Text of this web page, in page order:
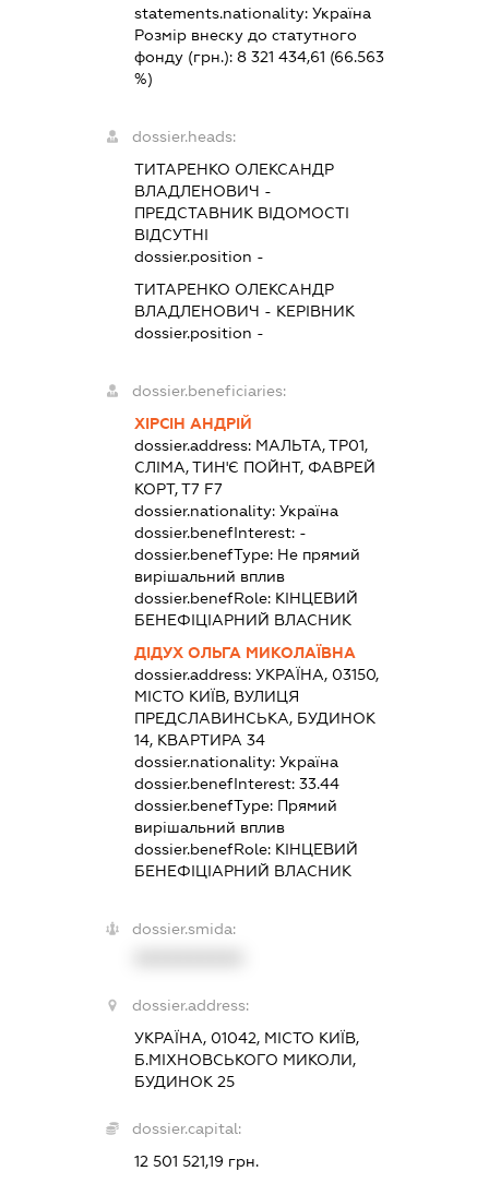
statements.nationality: Україна
Розмір внеску до статутного
фонду (грн.): 8 321 434,61 (66.563
%)
dossier.heads:
ТИТАРЕНКО ОЛЕКСАНДР
ВЛАДЛЕНОВИЧ -
ПРЕДСТАВНИК ВІДОМОСТІ
ВІДСУТНІ
dossier.position -
ТИТАРЕНКО ОЛЕКСАНДР
ВЛАДЛЕНОВИЧ - КЕРІВНИК
dossier.position -
dossier.beneficiaries:
ХІРСІН АНДРІЙ
dossier.address: МАЛЬТА, ТР01,
СЛІМА, ТИН'Є ПОЙНТ, ФАВРЕЙ
КОРТ, Т7 F7
dossier.nationality: Україна
dossier.benefInterest: -
dossier.benefType: Не прямий
вирішальний вплив
dossier.benefRole: КІНЦЕВИЙ
БЕНЕФІЦІАРНИЙ ВЛАСНИК
ДІДУХ ОЛЬГА МИКОЛАЇВНА
dossier.address: УКРАЇНА, 03150,
МІСТО КИЇВ, ВУЛИЦЯ
ПРЕДСЛАВИНСЬКА, БУДИНОК
14, КВАРТИРА 34
dossier.nationality: Україна
dossier.benefInterest: 33.44
dossier.benefType: Прямий
вирішальний вплив
dossier.benefRole: КІНЦЕВИЙ
БЕНЕФІЦІАРНИЙ ВЛАСНИК
dossier.smida:
dossier.address:
УКРАЇНА, 01042, МІСТО КИЇВ,
Б.МІХНОВСЬКОГО МИКОЛИ,
БУДИНОК 25
dossier.capital:
12 501 521,19 грн.